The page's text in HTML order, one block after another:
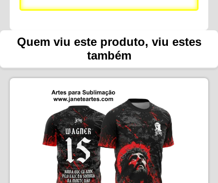
Quem viu este produto, viu estes
também